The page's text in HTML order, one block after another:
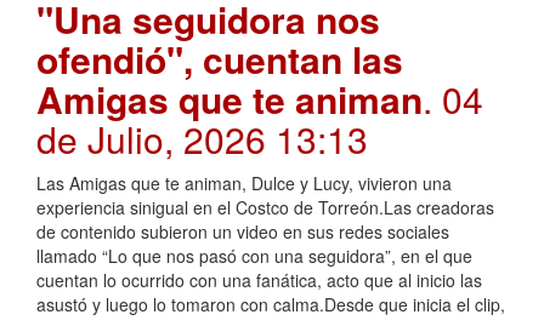
"Una seguidora nos
ofendió", cuentan las
Amigas que te animan. 04
de Julio, 2026 13:13
Las Amigas que te animan, Dulce y Lucy, vivieron una
experiencia sinigual en el Costco de Torreón.Las creadoras
de contenido subieron un video en sus redes sociales
llamado “Lo que nos pasó con una seguidora”, en el que
cuentan lo ocurrido con una fanática, acto que al inicio las
asustó y luego lo tomaron con calma.Desde que inicia el clip,